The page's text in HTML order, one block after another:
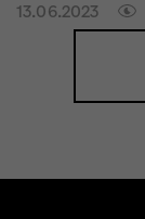
13.06.2023